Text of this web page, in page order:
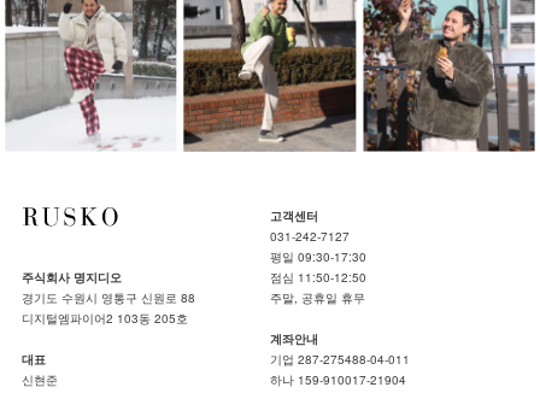
주식회사 명지디오
경기도 수원시 영통구 신원로 88
디지털엠파이어2 103동 205호
대표
신현준
고객센터
031-242-7127
평일 09:30-17:30
점심 11:50-12:50
주말, 공휴일 휴무
계좌안내
기업 287-275488-04-011
하나 159-910017-21904